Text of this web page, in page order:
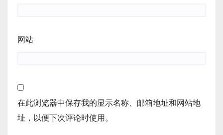
网站
在此浏览器中保存我的显示名称、邮箱地址和网站地
址，以便下次评论时使用。